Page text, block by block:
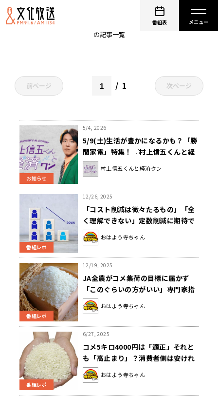
番組表
の記事一覧
前ページ 1 次ページ
お知らせ
5/4, 2026
5/9(土)生活が豊かになるかも？「勝
間家電」特集！『村上信五くんと経
済クン』
村上信五くんと経済クン
番組レポ
12/26, 2025
「コスト削減は微々たるもの」「全
く理解できない」定数削減に期待で
きない理由とは？
おはよう寺ちゃん
番組レポ
12/19, 2025
JA全農がコメ集荷の目標に届かず
「このぐらいの方がいい」専門家指
摘のワケは？
おはよう寺ちゃん
番組レポ
6/27, 2025
コメ5キロ4000円は「適正」それと
も「高止まり」？消費者側は安けれ
ば…
おはよう寺ちゃん